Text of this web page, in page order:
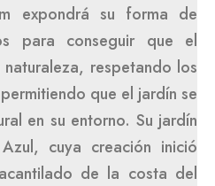
expondrá su forma de
para conseguir que el
respetando los
que el jardín se
en su entorno. Su jardín
cuya creación inició
de la costa del